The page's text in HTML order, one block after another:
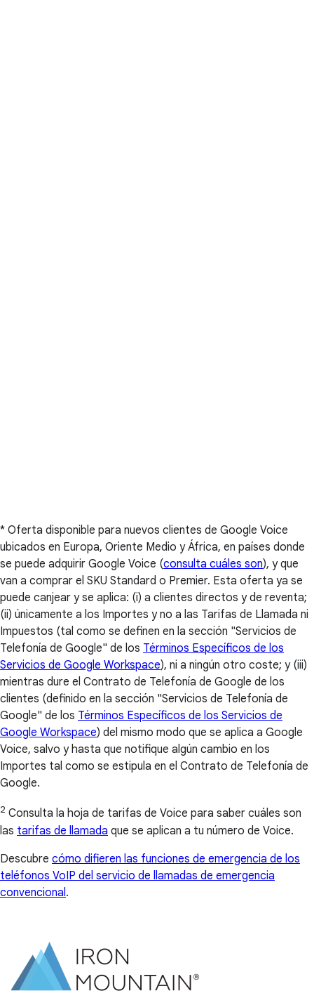
* Oferta disponible para nuevos clientes de Google Voice
ubicados en Europa, Oriente Medio y África, en países donde
se puede adquirir Google Voice (consulta cuáles son), y que
van a comprar el SKU Standard o Premier. Esta oferta ya se
puede canjear y se aplica: (i) a clientes directos y de reventa;
(ii) únicamente a los Importes y no a las Tarifas de Llamada ni
Impuestos (tal como se definen en la sección "Servicios de
Telefonía de Google" de los Términos Específicos de los
Servicios de Google Workspace), ni a ningún otro coste; y (iii)
mientras dure el Contrato de Telefonía de Google de los
clientes (definido en la sección "Servicios de Telefonía de
Google" de los Términos Específicos de los Servicios de
Google Workspace) del mismo modo que se aplica a Google
Voice, salvo y hasta que notifique algún cambio en los
Importes tal como se estipula en el Contrato de Telefonía de
Google.
2 Consulta la hoja de tarifas de Voice para saber cuáles son
las tarifas de llamada que se aplican a tu número de Voice.
Descubre cómo difieren las funciones de emergencia de los
teléfonos VoIP del servicio de llamadas de emergencia
convencional .